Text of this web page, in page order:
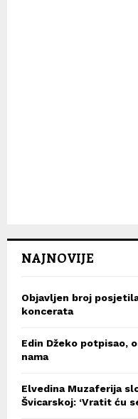
NAJNOVIJE
Objavljen broj
koncerata
Edin Džeko potpisao,
nama
Elvedina Muzaferija
Švicarskoj: ‘Vratit ću